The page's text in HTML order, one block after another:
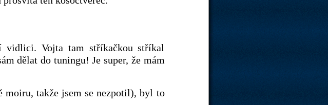
vidlici. Vojta tam stříkačkou stříkal
dělat do tuningu! Je super, že mám
moiru, takže jsem se nezpotil), byl to